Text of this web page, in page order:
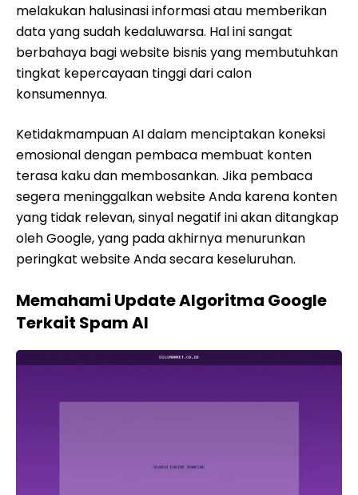
melakukan halusinasi informasi atau memberikan
data yang sudah kedaluwarsa. Hal ini sangat
berbahaya bagi website bisnis yang membutuhkan
tingkat kepercayaan tinggi dari calon
konsumennya.
Ketidakmampuan AI dalam menciptakan koneksi
emosional dengan pembaca membuat konten
terasa kaku dan membosankan. Jika pembaca
segera meninggalkan website Anda karena konten
yang tidak relevan, sinyal negatif ini akan ditangkap
oleh Google, yang pada akhirnya menurunkan
peringkat website Anda secara keseluruhan.
Memahami Update Algoritma Google
Terkait Spam AI